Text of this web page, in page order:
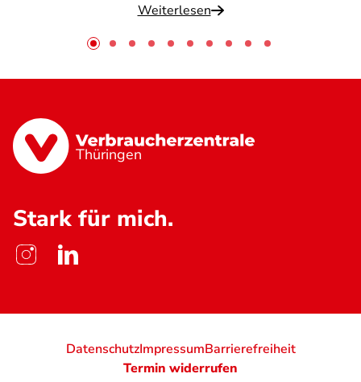
Weiterlesen
Thüringen
Stark für mich.
DatenschutzImpressumBarrierefreiheit
Termin widerrufen